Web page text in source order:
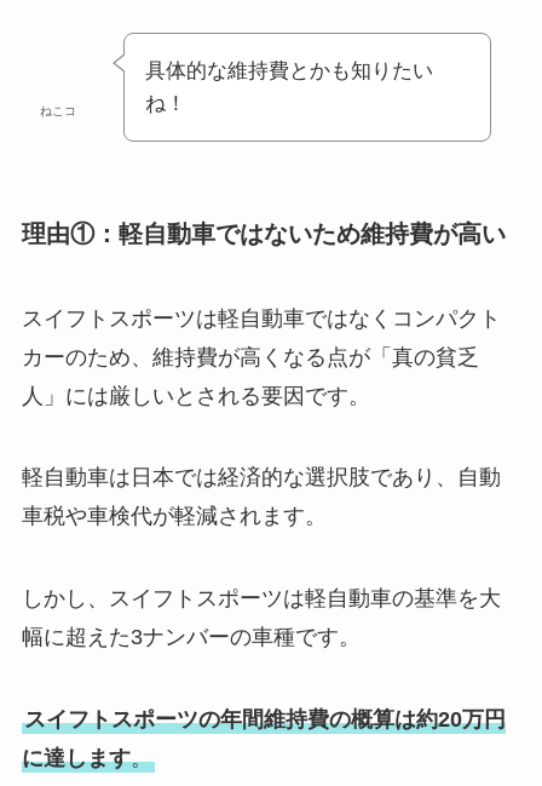
ねこコ
具体的な維持費とかも知りたい
ね！
理由①：軽自動車ではないため維持費が高い
スイフトスポーツは軽自動車ではなくコンパクト
カーのため、維持費が高くなる点が「真の貧乏
人」には厳しいとされる要因です。
軽自動車は日本では経済的な選択肢であり、自動
車税や車検代が軽減されます。
しかし、スイフトスポーツは軽自動車の基準を大
幅に超えた3ナンバーの車種です。
スイフトスポーツの年間維持費の概算は約20万円
に達します。